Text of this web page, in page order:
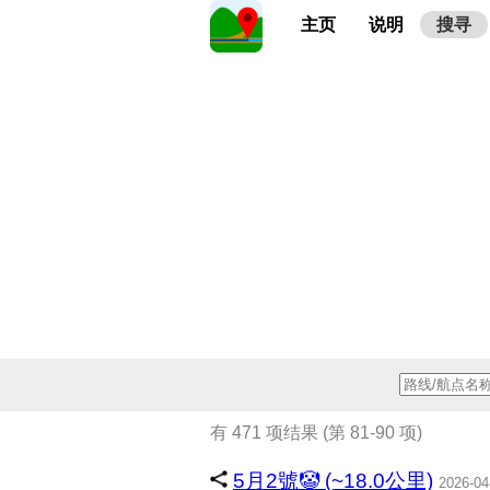
主页 说明 搜寻
有 471 项结果 (第 81-90 项)
5月2號🤡 (~18.0公里) 2026-